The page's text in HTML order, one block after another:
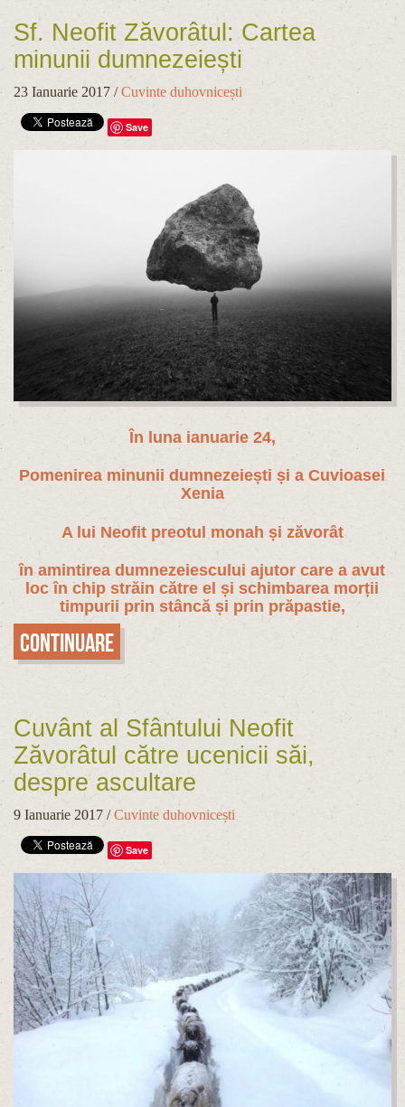
Sf. Neofit Zăvorâtul: Cartea
minunii dumnezeiești
23 Ianuarie 2017 /Cuvinte duhovnicești
Save
În luna ianuarie 24,
Pomenirea minunii dumnezeiești și a Cuvioasei
Xenia
A lui Neofit preotul monah și zăvorât
în amintirea dumnezeiescului ajutor care a avut
loc în chip străin către el și schimbarea morții
timpurii prin stâncă și prin prăpastie,
Continuare
Cuvânt al Sfântului Neofit
Zăvorâtul către ucenicii săi,
despre ascultare
9 Ianuarie 2017 /Cuvinte duhovnicești
Save